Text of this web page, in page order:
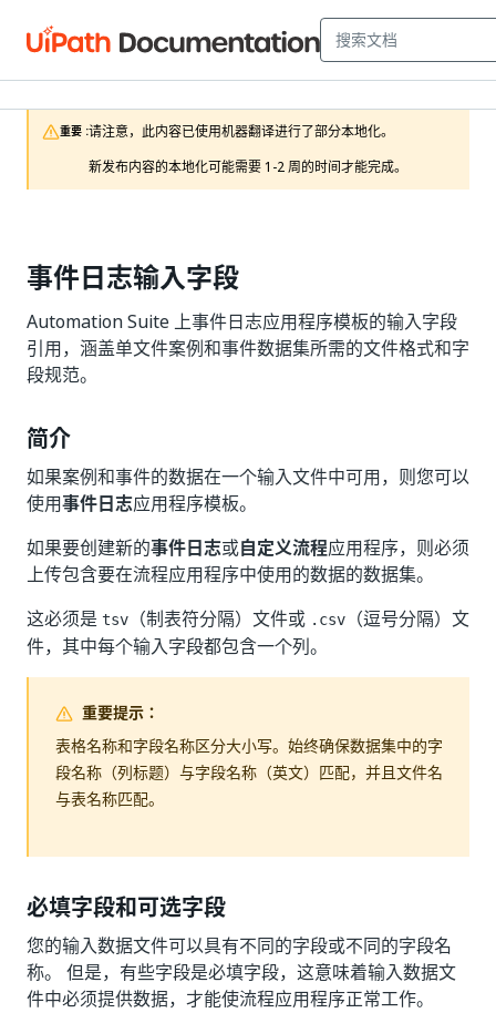
重要 :请注意，此内容已使用机器翻译进行了部分本地化。
新发布内容的本地化可能需要 1-2 周的时间才能完成。
事件日志输入字段
Automation Suite 上事件日志应用程序模板的输入字段
引用，涵盖单文件案例和事件数据集所需的文件格式和字
段规范。
简介
如果案例和事件的数据在一个输入文件中可用，则您可以
使用事件日志应用程序模板。
如果要创建新的事件日志或自定义流程应用程序，则必须
上传包含要在流程应用程序中使用的数据的数据集。
这必须是 tsv （制表符分隔）文件或 .csv
（逗号分隔）文
件，其中每个输入字段都包含一个列。
重要提示：
表格名称和字段名称区分大小写。始终确保数据集中的字
段名称（列标题）与字段名称（英文）匹配，并且文件名
与表名称匹配。
必填字段和可选字段
您的输入数据文件可以具有不同的字段或不同的字段名
称。 但是，有些字段是必填字段，这意味着输入数据文
件中必须提供数据，才能使流程应用程序正常工作。